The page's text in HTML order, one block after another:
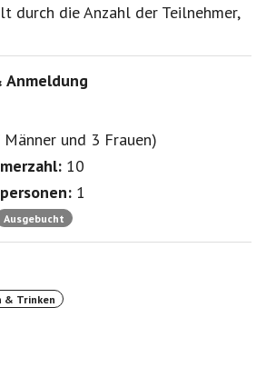
durch die Anzahl der Teilnehmer,
Männer und 3 Frauen)
10
1
Ausgebucht
& Trinken